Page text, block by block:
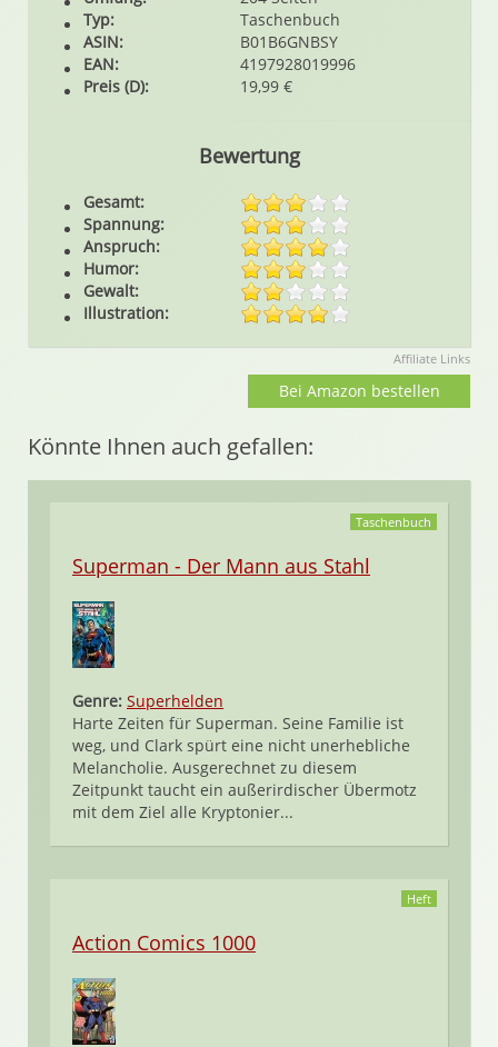
Typ:
Taschenbuch
ASIN:
B01B6GNBSY
EAN:
4197928019996
Preis (D):
19,99 €
Bewertung
Gesamt:
Spannung:
Anspruch:
Humor:
Gewalt:
Illustration:
Affiliate Links
Bei Amazon bestellen
Könnte Ihnen auch gefallen:
Taschenbuch
Superman - Der Mann aus Stahl
Genre: Superhelden
Harte Zeiten für Superman. Seine Familie ist
weg, und Clark spürt eine nicht unerhebliche
Melancholie. Ausgerechnet zu diesem
Zeitpunkt taucht ein außerirdischer Übermotz
mit dem Ziel alle Kryptonier...
Heft
Action Comics 1000